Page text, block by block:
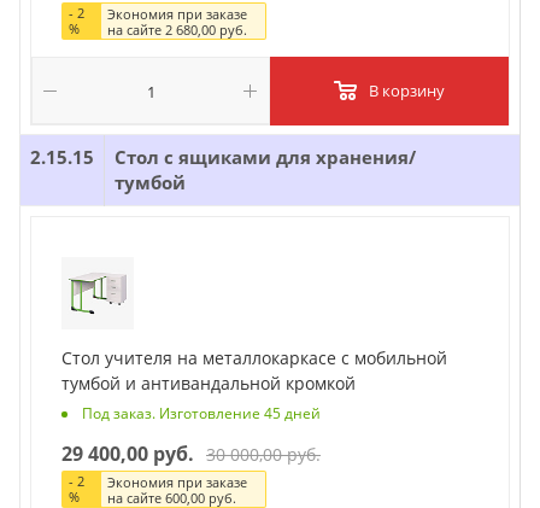
- 2
%
Экономия при заказе
на сайте 2 680,00 руб.
В корзину
2.15.15
Стол с ящиками для хранения/
тумбой
Стол учителя на металлокаркасе с мобильной
тумбой и антивандальной кромкой
Под заказ. Изготовление 45 дней
29 400,00 руб. 30 000,00 руб.
- 2
%
Экономия при заказе
на сайте600,00 руб.